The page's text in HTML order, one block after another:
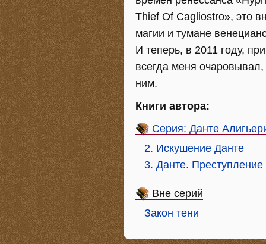
Thief Of Cagliostro», это
магии и тумане
И теперь, в 2011 году,
всегда меня очаровывал,
ним.
Книги автора:
Серия: Данте
2. Искушение Данте
3. Данте. Преступление
Вне серий
Закон тени